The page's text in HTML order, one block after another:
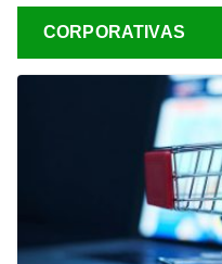
CORPORATIVAS